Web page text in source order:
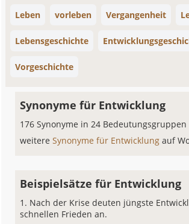
Leben vorleben Vergangenheit
Lebensgeschichte
Vorgeschichte
Synonyme für Entwicklung
176 Synonyme in 24 Bedeutungsgruppen
weitereSynonyme für Entwicklungauf
Beispielsätze für Entwicklung
Nach der Krise deuten jüngste
schnellen Frieden an.